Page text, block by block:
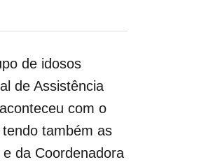
de idosos
de Assistência
com o
também as
da Coordenadora